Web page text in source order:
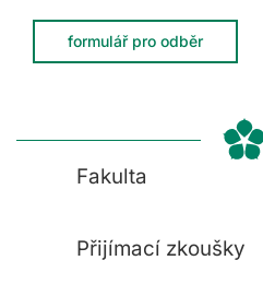
formulář pro odběr
Fakulta
Přijímací zkoušky